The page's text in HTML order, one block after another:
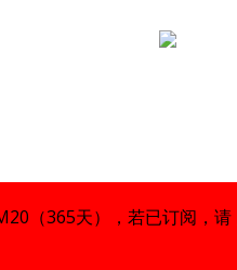
（365天），若已订阅，请